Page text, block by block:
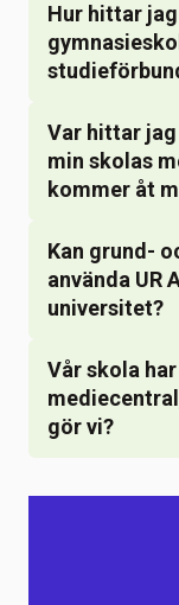
Hur hittar
Var hittar
min skolas
kommer åt
Kan grund-
använda UR
universitet?
Vår skola
gör vi?